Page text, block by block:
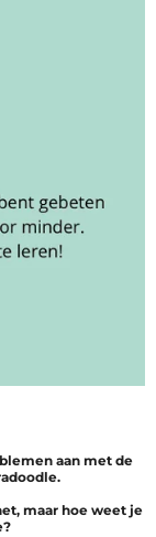
aan met de
maar hoe weet je